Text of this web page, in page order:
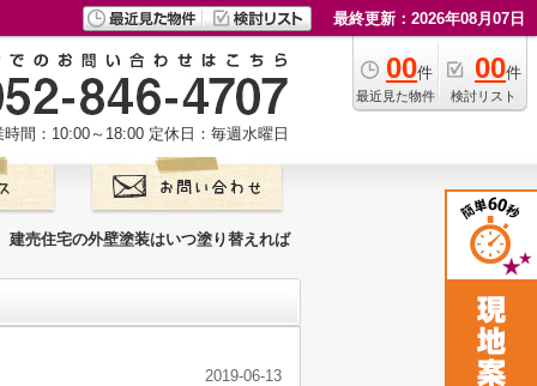
最終更新：2026年08月07日
00件
最近見た物件
00件
検討リスト
時間：10:00～18:00 定休日：毎週水曜日
建売住宅の外壁塗装はいつ塗り替えれば
2019-06-13